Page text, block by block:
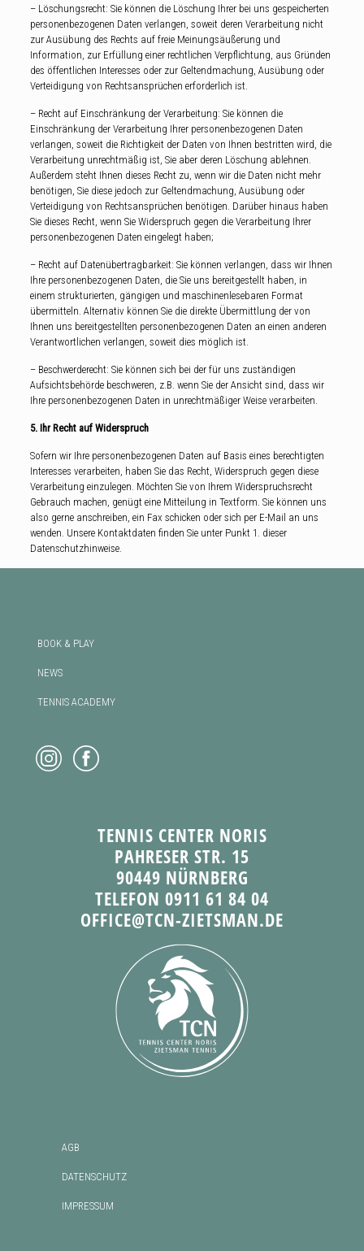
– Löschungsrecht: Sie können die Löschung Ihrer bei uns gespeicherten
personenbezogenen Daten verlangen, soweit deren Verarbeitung nicht
zur Ausübung des Rechts auf freie Meinungsäußerung und
Information, zur Erfüllung einer rechtlichen Verpflichtung, aus Gründen
des öffentlichen Interesses oder zur Geltendmachung, Ausübung oder
Verteidigung von Rechtsansprüchen erforderlich ist.
– Recht auf Einschränkung der Verarbeitung: Sie können die
Einschränkung der Verarbeitung Ihrer personenbezogenen Daten
verlangen, soweit die Richtigkeit der Daten von Ihnen bestritten wird, die
Verarbeitung unrechtmäßig ist, Sie aber deren Löschung ablehnen.
Außerdem steht Ihnen dieses Recht zu, wenn wir die Daten nicht mehr
benötigen, Sie diese jedoch zur Geltendmachung, Ausübung oder
Verteidigung von Rechtsansprüchen benötigen. Darüber hinaus haben
Sie dieses Recht, wenn Sie Widerspruch gegen die Verarbeitung Ihrer
personenbezogenen Daten eingelegt haben;
– Recht auf Datenübertragbarkeit: Sie können verlangen, dass wir Ihnen
Ihre personenbezogenen Daten, die Sie uns bereitgestellt haben, in
einem strukturierten, gängigen und maschinenlesebaren Format
übermitteln. Alternativ können Sie die direkte Übermittlung der von
Ihnen uns bereitgestellten personenbezogenen Daten an einen anderen
Verantwortlichen verlangen, soweit dies möglich ist.
– Beschwerderecht: Sie können sich bei der für uns zuständigen
Aufsichtsbehörde beschweren, z.B. wenn Sie der Ansicht sind, dass wir
Ihre personenbezogenen Daten in unrechtmäßiger Weise verarbeiten.
5. Ihr Recht auf Widerspruch
Sofern wir Ihre personenbezogenen Daten auf Basis eines berechtigten
Interesses verarbeiten, haben Sie das Recht, Widerspruch gegen diese
Verarbeitung einzulegen. Möchten Sie von Ihrem Widerspruchsrecht
Gebrauch machen, genügt eine Mitteilung in Textform. Sie können uns
also gerne anschreiben, ein Fax schicken oder sich per E-Mail an uns
wenden. Unsere Kontaktdaten finden Sie unter Punkt 1. dieser
Datenschutzhinweise.
BOOK & PLAY
NEWS
TENNIS ACADEMY
TENNIS CENTER NORIS
PAHRESER STR. 15
90449 NÜRNBERG
TELEFON 0911 61 84 04
OFFICE@TCN-ZIETSMAN.DE
AGB
DATENSCHUTZ
IMPRESSUM